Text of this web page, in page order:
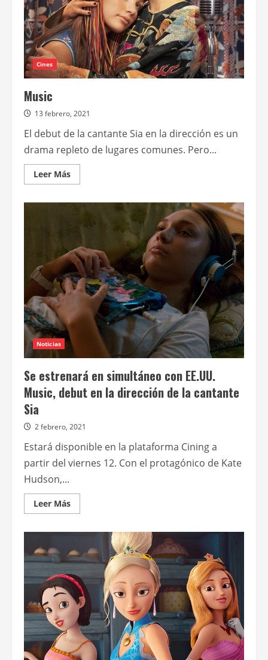
Cines
Music
13 febrero, 2021
El debut de la cantante Sia en la dirección es un
drama repleto de lugares comunes. Pero...
Leer MásLeer
más
Noticias
Se estrenará en simultáneo con EE.UU.
Music, debut en la dirección de la cantante
Sia
2 febrero, 2021
Estará disponible en la plataforma Cining a
partir del viernes 12. Con el protagónico de Kate
Hudson,...
Leer MásLeer
más
en
simultáneo
EE.UU.
Music,
debut
en
la
dirección
de
la
cantante
Sia